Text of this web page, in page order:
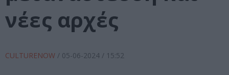
νέες αρχές
CULTURENOW / 05-06-2024 / 15:52